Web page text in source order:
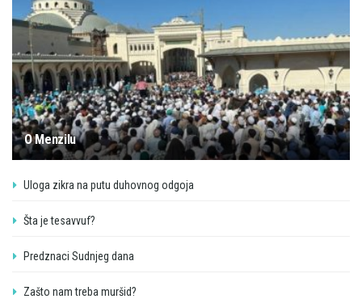
O Menzilu
Uloga zikra na putu duhovnog odgoja
Šta je tesavvuf?
Predznaci Sudnjeg dana
Zašto nam treba muršid?